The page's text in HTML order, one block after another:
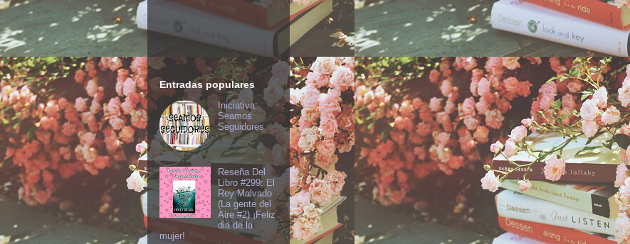
Entradas populares
Iniciativa:
Seamos
Seguidores
Reseña Del
Libro #299: El
Rey Malvado
(La gente del
Aire #2) ¡Feliz
dia de la
mujer!